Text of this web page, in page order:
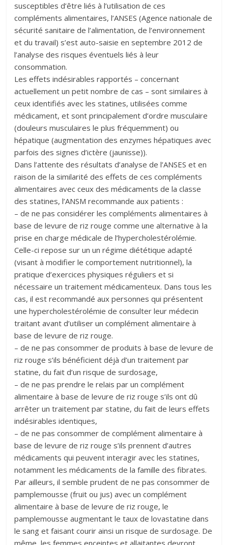
susceptibles d’être liés à l’utilisation de ces
compléments alimentaires, l’ANSES (Agence nationale de
sécurité sanitaire de l’alimentation, de l’environnement
et du travail) s’est auto-saisie en septembre 2012 de
l’analyse des risques éventuels liés à leur
consommation.
Les effets indésirables rapportés – concernant
actuellement un petit nombre de cas – sont similaires à
ceux identifiés avec les statines, utilisées comme
médicament, et sont principalement d’ordre musculaire
(douleurs musculaires le plus fréquemment) ou
hépatique (augmentation des enzymes hépatiques avec
parfois des signes d’ictère (jaunisse)).
Dans l’attente des résultats d’analyse de l’ANSES et en
raison de la similarité des effets de ces compléments
alimentaires avec ceux des médicaments de la classe
des statines, l’ANSM recommande aux patients :
– de ne pas considérer les compléments alimentaires à
base de levure de riz rouge comme une alternative à la
prise en charge médicale de l’hypercholestérolémie.
Celle-ci repose sur un un régime diététique adapté
(visant à modifier le comportement nutritionnel), la
pratique d’exercices physiques réguliers et si
nécessaire un traitement médicamenteux. Dans tous les
cas, il est recommandé aux personnes qui présentent
une hypercholestérolémie de consulter leur médecin
traitant avant d’utiliser un complément alimentaire à
base de levure de riz rouge.
– de ne pas consommer de produits à base de levure de
riz rouge s’ils bénéficient déjà d’un traitement par
statine, du fait d’un risque de surdosage,
– de ne pas prendre le relais par un complément
alimentaire à base de levure de riz rouge s’ils ont dû
arrêter un traitement par statine, du fait de leurs effets
indésirables identiques,
– de ne pas consommer de complément alimentaire à
base de levure de riz rouge s’ils prennent d’autres
médicaments qui peuvent interagir avec les statines,
notamment les médicaments de la famille des fibrates.
Par ailleurs, il semble prudent de ne pas consommer de
pamplemousse (fruit ou jus) avec un complément
alimentaire à base de levure de riz rouge, le
pamplemousse augmentant le taux de lovastatine dans
le sang et faisant courir ainsi un risque de surdosage. De
même, les femmes enceintes et allaitantes devront